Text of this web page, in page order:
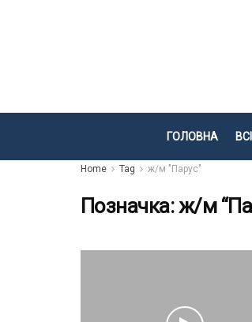
ГОЛОВНА
Home Tag ж/м "Парус"
Позначка:ж/м